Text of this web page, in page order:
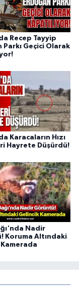
Recep Tayyip
Parkı Geçici Olarak
Karacaların Hızı
Hayrete Düşürdü!
Nadir
Koruma Altındaki